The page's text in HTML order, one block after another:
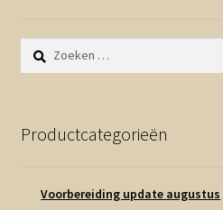
Zoeken
naar:
Productcategorieën
Voorbereiding update augustus